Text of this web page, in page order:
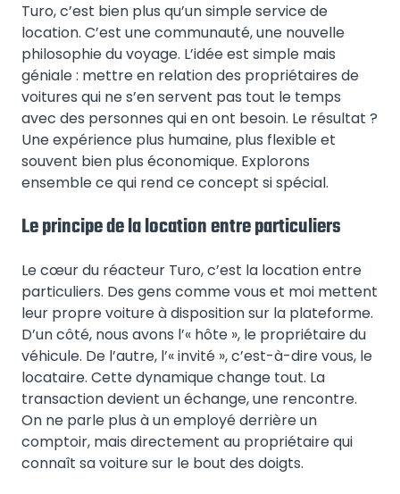
Turo, c’est bien plus qu’un simple service de
location. C’est une communauté, une nouvelle
philosophie du voyage. L’idée est simple mais
géniale : mettre en relation des propriétaires de
voitures qui ne s’en servent pas tout le temps
avec des personnes qui en ont besoin. Le résultat ?
Une expérience plus humaine, plus flexible et
souvent bien plus économique. Explorons
ensemble ce qui rend ce concept si spécial.
Le principe de la location entre particuliers
Le cœur du réacteur Turo, c’est la location entre
particuliers. Des gens comme vous et moi mettent
leur propre voiture à disposition sur la plateforme.
D’un côté, nous avons l’« hôte », le propriétaire du
véhicule. De l’autre, l’« invité », c’est-à-dire vous, le
locataire. Cette dynamique change tout. La
transaction devient un échange, une rencontre.
On ne parle plus à un employé derrière un
comptoir, mais directement au propriétaire qui
connaît sa voiture sur le bout des doigts.